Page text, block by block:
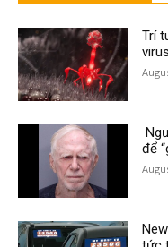
Trí
để